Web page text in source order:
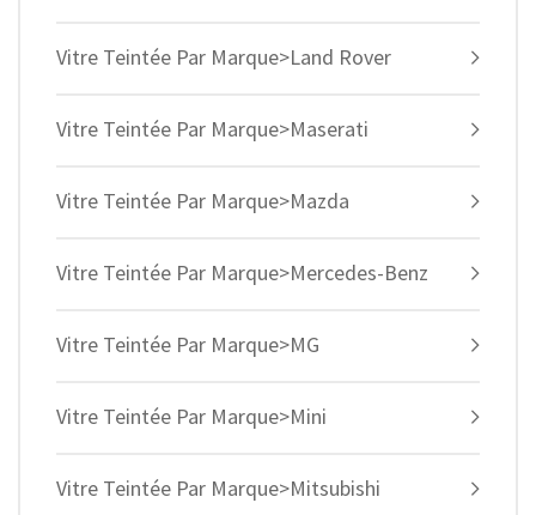
Vitre Teintée Par Marque>Land Rover
Vitre Teintée Par Marque>Maserati
Vitre Teintée Par Marque>Mazda
Vitre Teintée Par Marque>Mercedes-Benz
Vitre Teintée Par Marque>MG
Vitre Teintée Par Marque>Mini
Vitre Teintée Par Marque>Mitsubishi